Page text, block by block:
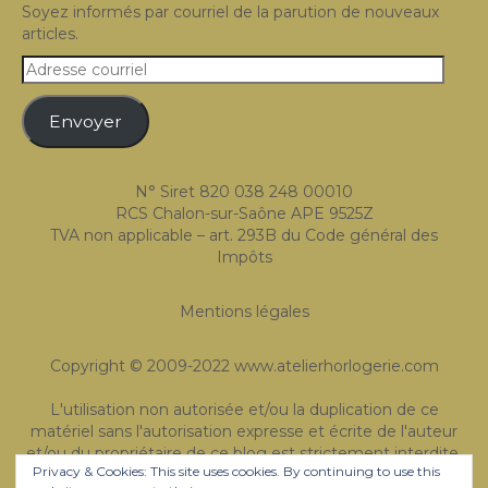
Expositions
Témoignages
Soyez informés par courriel de la parution de nouveaux
articles.
Adresse
courriel
Envoyer
N° Siret 820 038 248 00010
RCS Chalon-sur-Saône APE 9525Z
TVA non applicable – art. 293B du Code général des
Impôts
Mentions légales
Copyright © 2009-2022 www.atelierhorlogerie.com
L'utilisation non autorisée et/ou la duplication de ce
matériel sans l'autorisation expresse et écrite de l'auteur
et/ou du propriétaire de ce blog est strictement interdite.
Des extraits et des liens peuvent être utilisés, à condition
Privacy & Cookies: This site uses cookies. By continuing to use this